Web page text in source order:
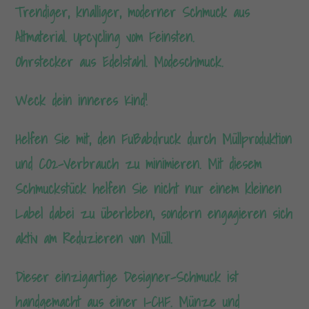
Trendiger, knalliger, moderner Schmuck aus
Altmaterial. Upcycling vom Feinsten.
Ohrstecker aus Edelstahl. Modeschmuck.
Weck dein inneres Kind!
Helfen Sie mit, den Fußabdruck durch Müllproduktion
und CO2-Verbrauch zu minimieren. Mit diesem
Schmuckstück helfen Sie nicht nur einem kleinen
Label dabei zu überleben, sondern engagieren sich
aktiv am Reduzieren von Müll.
Dieser einzigartige Designer-Schmuck ist
handgemacht aus einer 1-CHF. Münze und